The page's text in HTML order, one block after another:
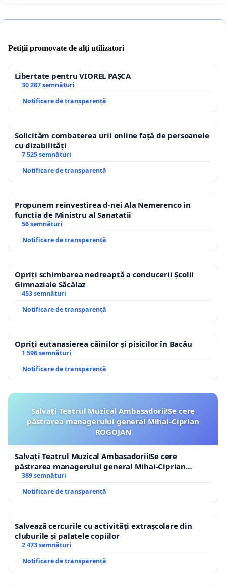
Petiții promovate de alți utilizatori
Libertate pentru VIOREL PAȘCA
30 287 semnături
Notificare de transparență
Solicităm combaterea urii online față de persoanele
cu dizabilități
7 525 semnături
Notificare de transparență
Propunem reinvestirea d-nei Ala Nemerenco in
functia de Ministru al Sanatatii
56 semnături
Notificare de transparență
Opriți schimbarea nedreaptă a conducerii Școlii
Gimnaziale Săcălaz
453 semnături
Notificare de transparență
Opriți eutanasierea câinilor și pisicilor în Bacău
1 596 semnături
Notificare de transparență
Salvați Teatrul Muzical Ambasadorii!Se cere
păstrarea managerului general Mihai-Ciprian
ROGOJAN
Salvați Teatrul Muzical Ambasadorii!Se cere
păstrarea managerului general Mihai-Ciprian
ROGOJAN
389 semnături
Notificare de transparență
Salvează cercurile cu activități extrașcolare din
cluburile și palatele copiilor
2 473 semnături
Notificare de transparență